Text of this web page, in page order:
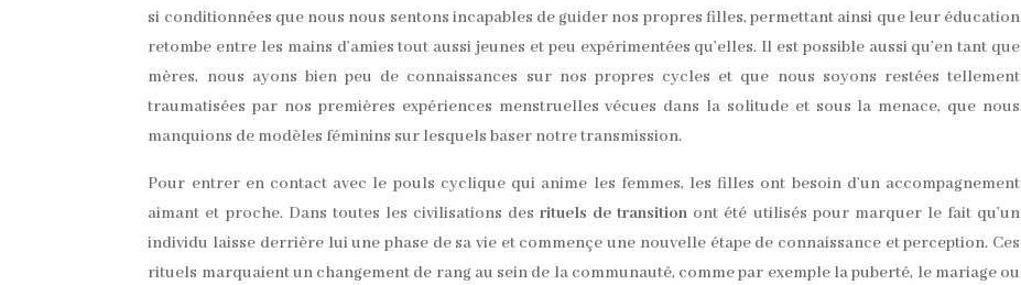
si conditionnées que nous nous sentons incapables de guider nos propres filles, permettant ainsi que leur éducation
retombe entre les mains d’amies tout aussi jeunes et peu expérimentées qu’elles. Il est possible aussi qu’en tant que
mères, nous ayons bien peu de connaissances sur nos propres cycles et que nous soyons restées tellement
traumatisées par nos premières expériences menstruelles vécues dans la solitude et sous la menace, que nous
manquions de modèles féminins sur lesquels baser notre transmission.
Pour entrer en contact avec le pouls cyclique qui anime les femmes, les filles ont besoin d’un accompagnement
aimant et proche. Dans toutes les civilisations desrituels de transition ont été utilisés pour marquer le fait qu’un
individu laisse derrière lui une phase de sa vie et commençe une nouvelle étape de connaissance et perception. Ces
rituels marquaient un changement de rang au sein de la communauté, comme par exemple la puberté, le mariage ou